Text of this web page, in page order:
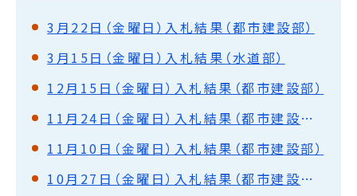
3月22日（金曜日）入札結果（都市建設部）
3月15日（金曜日）入札結果（水道部）
12月15日（金曜日）入札結果（都市建設部）
11月24日（金曜日）入札結果（都市建設部・水道部）
11月10日（金曜日）入札結果（都市建設部）
10月27日（金曜日）入札結果（都市建設部・水道部）